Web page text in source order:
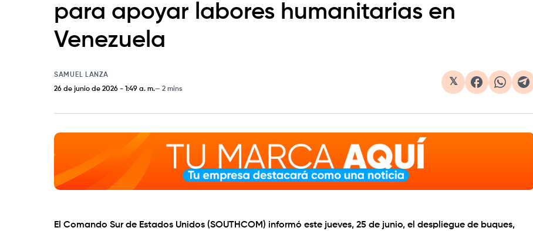
para apoyar labores humanitarias en
Venezuela
SAMUEL LANZA
26 de junio de 2026 - 1:49 a. m. 2 mins
𝕏
El Comando Sur de Estados Unidos (SOUTHCOM) informó este jueves, 25 de junio, el despliegue de buques,